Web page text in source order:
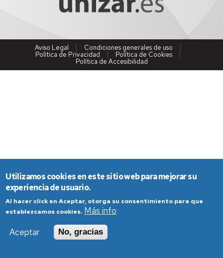
Aviso Legal
Condiciones generales de uso
Política de Privacidad
Política de Cookies
Política de Accesibilidad
Utilizamos cookies en este sitio web para mejorar su
experiencia de usuario.
Al hacer click en Aceptar, otorga su consentimiento para que
establezcamos cookies. Más info
Aceptar
No, gracias